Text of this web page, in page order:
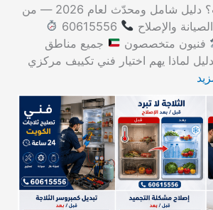
مركزي في الكويت؟ دليل شامل ومحدّث لعام 2026 — من
والإصلاح
فنيون متخصصون
جميع مناطق
لماذا يهم اختيار فني تكييف مركزي